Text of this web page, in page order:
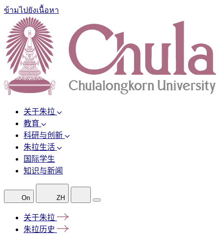
ข้ามไปยังเนื้อหา
关于朱拉
教育
科研与创新
朱拉生活
国际学生
知识与新闻
On ZH
关于朱拉
朱拉历史